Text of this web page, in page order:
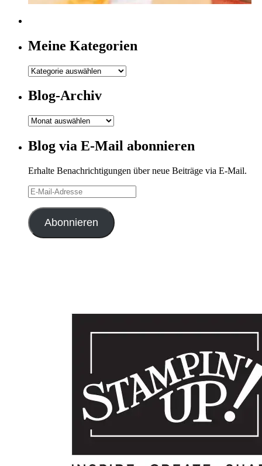
Meine Kategorien
Meine
Blog-Archiv
Blog-
Blog via E-Mail abonnieren
Erhalte Benachrichtigungen über neue Beiträge via E-Mail.
E-
Mail-
Adresse
Abonnieren